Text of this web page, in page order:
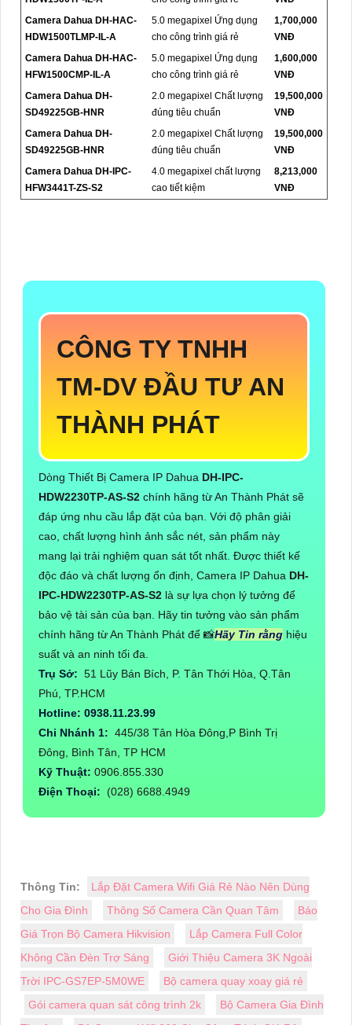
Camera Dahua DH-HAC-
HDW1500TLMP-IL-A
5.0 megapixel Ứng dụng
cho công trình giá rẻ
1,700,000
VNĐ
Camera Dahua DH-HAC-
HFW1500CMP-IL-A
5.0 megapixel Ứng dụng
cho công trình giá rẻ
1,600,000
VNĐ
Camera Dahua DH-
SD49225GB-HNR
2.0 megapixel Chất lượng
đúng tiêu chuẩn
19,500,000
VNĐ
Camera Dahua DH-
SD49225GB-HNR
2.0 megapixel Chất lượng
đúng tiêu chuẩn
19,500,000
VNĐ
Camera Dahua DH-IPC-
HFW3441T-ZS-S2
4.0 megapixel chất lượng
cao tiết kiệm
8,213,000
VNĐ
CÔNG TY TNHH
TM-DV ĐẦU TƯ AN
THÀNH PHÁT
Dòng Thiết Bị Camera IP Dahua DH-IPC-
HDW2230TP-AS-S2 chính hãng từ An Thành Phát sẽ
đáp ứng nhu cầu lắp đặt của bạn. Với độ phân giải
cao, chất lượng hình ảnh sắc nét, sản phẩm này
mang lại trải nghiệm quan sát tốt nhất. Được thiết kế
độc đáo và chất lượng ổn định, Camera IP Dahua DH-
IPC-HDW2230TP-AS-S2 là sự lựa chọn lý tưởng để
bảo vệ tài sản của bạn. Hãy tin tưởng vào sản phẩm
chính hãng từ An Thành Phát để 📸Hãy Tin rằng hiệu
suất và an ninh tối đa.
Trụ Sở: 51 Lũy Bán Bích, P. Tân Thới Hòa, Q.Tân
Phú, TP.HCM
Hotline: 0938.11.23.99
Chi Nhánh 1: 445/38 Tân Hòa Đông,P Bình Trị
Đông, Bình Tân, TP HCM
Kỹ Thuật: 0906.855.330
Điện Thoại: (028) 6688.4949
Thông Tin:
Lắp Đặt Camera Wifi Giá Rẻ Nào Nên Dùng
Cho Gia Đình
Thông Số Camera Cần Quan Tâm
Báo
Giá Trọn Bộ Camera Hikvision
Lắp Camera Full Color
Không Cần Đèn Trợ Sáng
Giới Thiệu Camera 3K Ngoài
Trời IPC-GS7EP-5M0WE
Bộ camera quay xoay giá rẻ
Gói camera quan sát công trình 2k
Bộ Camera Gia Đình